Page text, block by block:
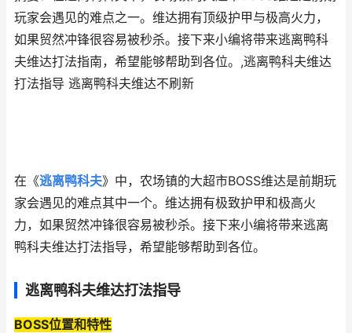
玩家会遇见的难点之一。维达拥有顶级护甲与极高火力，
如果贸然冲锋很容易被秒杀。接下来小编将带来逃离鸭科
夫维达打法指南，希望能够帮助到各位。,逃离鸭科夫维达
打法指导 逃离鸭科夫维达不刷新
在《逃离鸭科夫》中，农场镇的大超市BOSS维达是前期玩
家会遇见的难点其中一个。维达拥有极致护甲和极高火
力，如果贸然冲锋很容易被秒杀。接下来小编将带来逃离
鸭科夫维达打法指导，希望能够帮助到各位。
逃离鸭科夫维达打法指导
BOSS位置和特性